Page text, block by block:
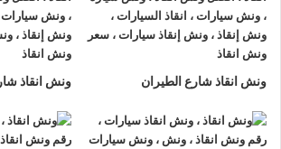
شارع الازهر او على الطريق وذلك لأننا نعمل
طوال أيام الأسبوع.
2- الأمان
السيارة امنة تماما حتي الوصول إلي أقرب
ونش انقاذ شارع الطيران ونش انقاذ